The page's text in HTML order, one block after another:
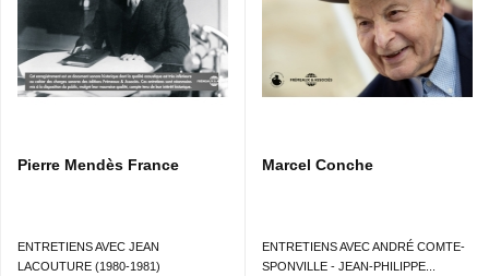
Pierre Mendès France
ENTRETIENS AVEC JEAN
LACOUTURE (1980-1981)
Marcel Conche
ENTRETIENS AVEC ANDRÉ COMTE-
SPONVILLE - JEAN-PHILIPPE...